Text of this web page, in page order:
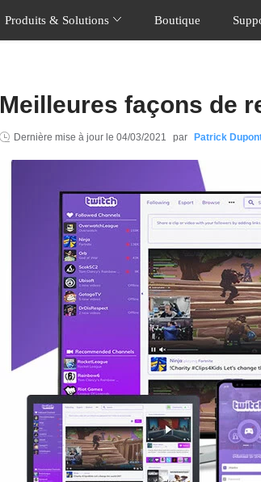
Produits & Solutions Boutique
Meilleures façons de
Dernière mise à jour le 04/03/2021 par Patrick